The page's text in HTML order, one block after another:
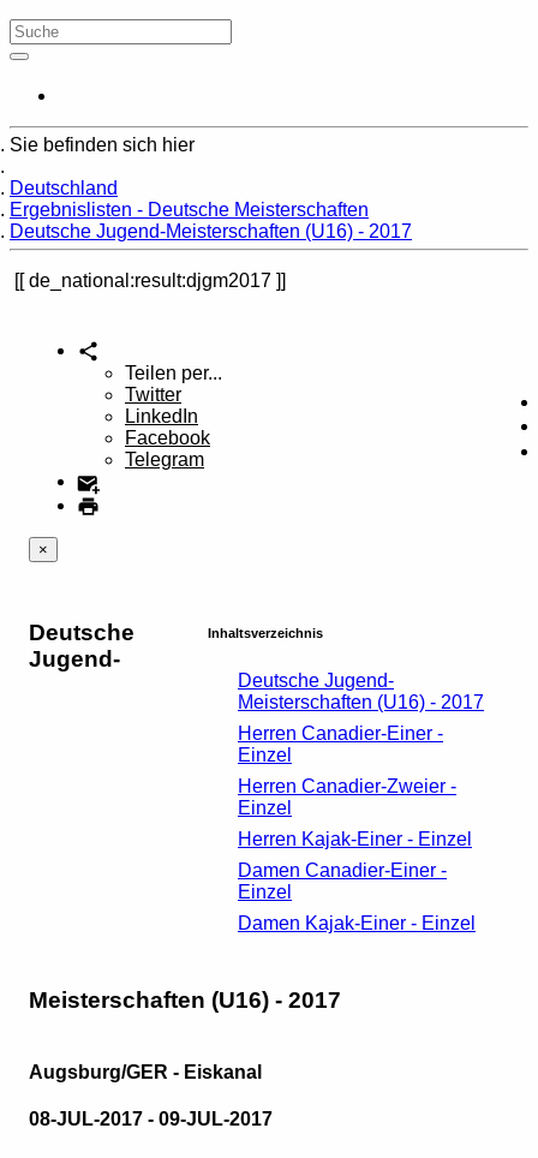
Sie befinden sich hier
Deutschland
Ergebnislisten - Deutsche Meisterschaften
Deutsche Jugend-Meisterschaften (U16) - 2017
de_national:result:djgm2017
Teilen per...
Twitter
LinkedIn
Facebook
Telegram
×
Inhaltsverzeichnis
Deutsche Jugend-
Meisterschaften (U16) - 2017
Herren Canadier-Einer -
Einzel
Herren Canadier-Zweier -
Einzel
Herren Kajak-Einer - Einzel
Damen Canadier-Einer -
Einzel
Damen Kajak-Einer - Einzel
Deutsche
Jugend-
Meisterschaften (U16) - 2017
Augsburg/GER - Eiskanal
08-JUL-2017 - 09-JUL-2017